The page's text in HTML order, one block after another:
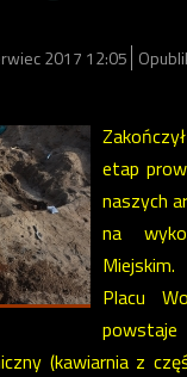
2017 12:05
etap
naszych
na
Placu
(kawiarnia z